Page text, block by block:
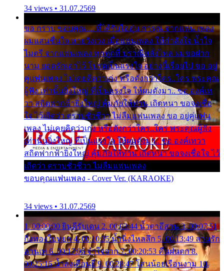
34 views • 31.07.2569
ขอ กราบ ขอบคุณ.... ที่ได้รับไออุ่น การุณ จากแฟน เพลง
ผมแสนชื่นใจ หายวังเวง เมื่อแฟนเพลง ให้กำลังใจ น้ำใจ
ไมตรี จากแฟนเพลง ทุกทุกที่ ปราณีหลั่งไหล ผมขอฝาก
นาม ยอดรักเอาไว้ โปรดเป็นแรงใจ อย่างนี้เรื่อยไป ขอ อยู่
คู่แฟนเพลง ไม่เคยคิดว่าเก่ง หรือดังกว่าใคร..ใคร พระคุณ
ผู้ฟัง เท่านั้นยิ่งใหญ่ ที่เป็นแรงใจ ให้ผมดังมา.. ขอ องค์เท
วา สถิตฟากฟ้ายิ่งใหญ่ คุ้มภัยให้ท่าน เถิดหนา ขอจงเชื่อ
ใจ ไว้เถิดว่า ตราบชั่วชีวา ไม่ลืมแฟนเพลง ขอ อยู่คู่แฟน
เพลง ไม่เคยคิดว่าเก่ง หรือดังกว่าใคร..ใคร พระคุณผู้ฟัง
เท่านั้นยิ่งใหญ่ ที่เป็นแรงใจ ให้ผมดังมา.. ขอ องค์เทวา
สถิตฟากฟ้ายิ่งใหญ่ คุ้มภัยให้ท่าน เถิดหนา ขอจงเชื่อใจ ไว้
เถิดว่า ตราบชั่วชีวา ไม่ลืมแฟนเพลง
ขอบคุณแฟนเพลง - Cover Ver. (KARAOKE)
34 views • 31.07.2569
1. 00:00:00 ยินดีรับเดน 2. 00:03:44 น้ำตาอีสาน 3. 00:07:51
กิ่งทองใบหยก 4. 00:10:35 น้ำนิ่งไหลลึก 5. 00:13:49 ลานรัก
ลานเท 6. 00:17:06 จำใจจาก 7. 00:20:53 คืนฝนตก 8.
00:25:16 น้ำลงเดือนยี่ 9. 00:28:47 โสนน้อยเรือนงาม 10.